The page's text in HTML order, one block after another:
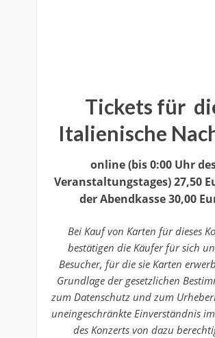
Tickets für
Italienische
online(bis 0:00 Uhr
Veranstaltungstages)27,50
der Abendkasse 30,00
Bei Kauf von Karten für dieses
bestätigen die Käufer für sich
Besucher, für die sie Karten
Grundlage der gesetzlichen
zum Datenschutz und zum
uneingeschränkte Einverständnis
des Konzerts von dazu